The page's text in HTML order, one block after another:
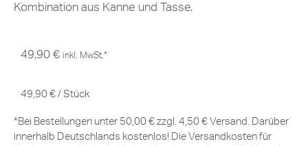
Kombination aus Kanne und Tasse.
49,90 € inkl. MwSt.*
49,90 € / Stück
*Bei Bestellungen unter 50,00 € zzgl. 4,50 € Versand. Darüber
innerhalb Deutschlands kostenlos! Die Versandkosten für